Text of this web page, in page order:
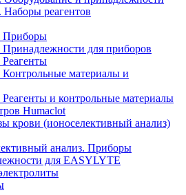
Наборы реагентов
Приборы
Принадлежности для приборов
Реагенты
Контрольные материалы и
Реагенты и контрольные материалы
Humaclot
крови (ионоселективный анализ)
анализ. Приборы
для EASYLYTE